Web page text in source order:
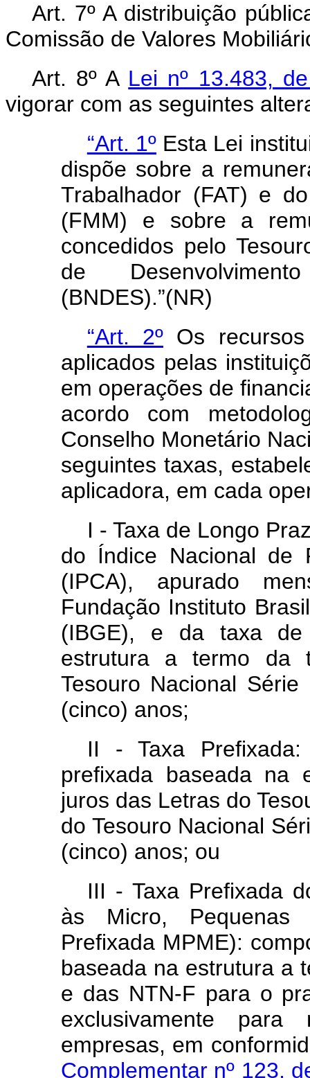
Art. 7º A distribuição
Comissão de Valores
Art. 8º A Lei nº 13.483,
vigorar com as seguintes
“Art. 1º Esta Lei
dispõe sobre a
Trabalhador (FAT) e
(FMM) e sobre a
concedidos pelo
de
(BNDES).”(NR)
“Art. 2º Os
aplicados pelas
em operações de
acordo com
Conselho Monetário
seguintes taxas,
aplicadora, em cada
I - Taxa de Longo
do Índice Nacional de
(IPCA), apurado
Fundação Instituto
(IBGE), e da taxa de
estrutura a termo da
Tesouro Nacional
(cinco) anos;
II - Taxa
prefixada baseada
juros das Letras do
do Tesouro Nacional
(cinco) anos; ou
III - Taxa Prefixada
às Micro, Pequenas
Prefixada MPME):
baseada na estrutura a
e das NTN-F para o
exclusivamente para
empresas, em
Complementar nº 123,